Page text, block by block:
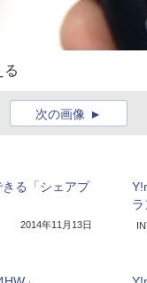
る
次の画像
る「シェアプ
2014年11月13日
ラ